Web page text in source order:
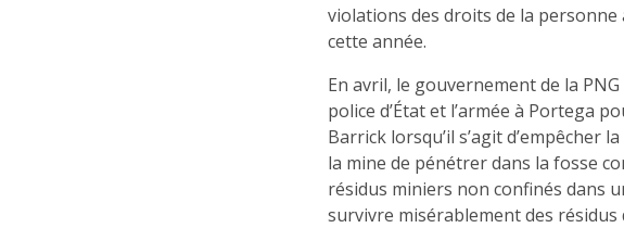
violations des droits de la
cette année.
En avril, le gouvernement de la
police d’État et l’armée à Portega
Barrick lorsqu’il s’agit d’empêcher
la mine de pénétrer dans la fosse
résidus miniers non confinés dans
survivre misérablement des